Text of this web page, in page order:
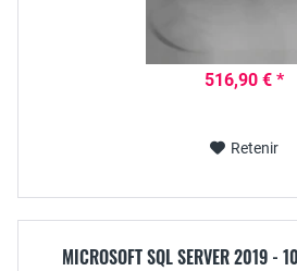
516,90 € *
Retenir
MICROSOFT SQL SERVER 2019 -